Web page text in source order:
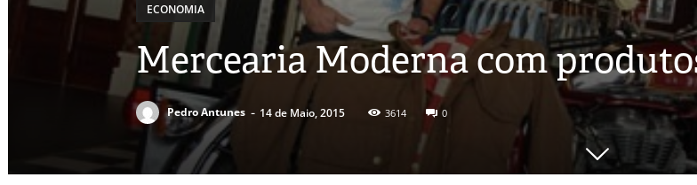
ECONOMIA
Mercearia Moderna com
Pedro Antunes - 14 de Maio, 2015 3614 0